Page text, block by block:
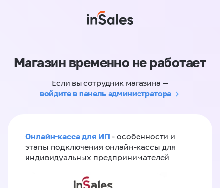
Магазин временно не работает
Если вы сотрудник магазина —
войдите в панель администратора
Онлайн-касса для ИП - особенности и
этапы подключения онлайн-кассы для
индивидуальных предпринимателей